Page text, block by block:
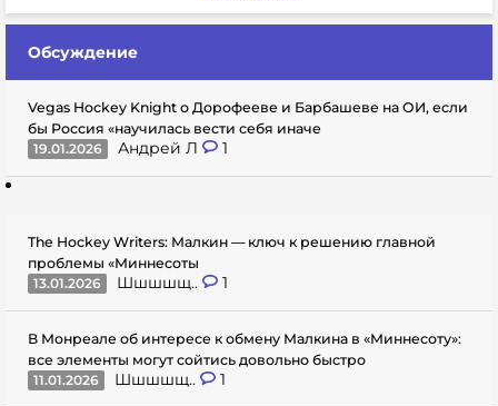
Обсуждение
Vegas Hockey Knight о Дорофееве и Барбашеве на ОИ, если
бы Россия «научилась вести себя иначе
19.01.2026
Андрей Л 1
The Hockey Writers: Малкин — ключ к решению главной
проблемы «Миннесоты
13.01.2026
Шшшшщ.. 1
В Монреале об интересе к обмену Малкина в «Миннесоту»:
все элементы могут сойтись довольно быстро
11.01.2026
Шшшшщ.. 1